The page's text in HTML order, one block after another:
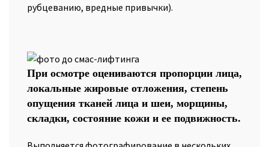
рубцеванию, вредные привычки).
При осмотре оцениваются пропорции лица,
локальные жировые отложения, степень
опущения тканей лица и шеи, морщины,
складки, состояние кожи и ее подвижность.